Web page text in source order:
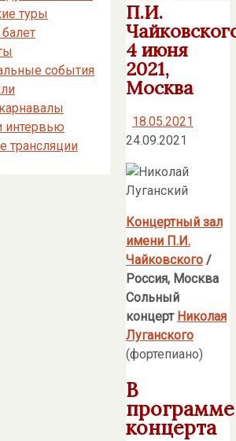
П.И.
4 июня
2021,
Москва
18.05.2021
24.09.2021
Концертный зал
имени П.И.
Чайковского /
Россия, Москва
Сольный
концерт Николая
Луганского
(фортепиано)
В
программе
концерта
туры
события
интервью
трансляции